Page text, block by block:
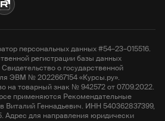
персональных данных #54–23–015516.
регистрации базы данных
о государственной
ЭВМ № 2022667154 «Курсы.ру».
на товарный знак № 942572 от 07.09.2022.
применяются Рекомендательные
Виталий Геннадьевич. ИНН 540362837399,
Адрес для направления юридически